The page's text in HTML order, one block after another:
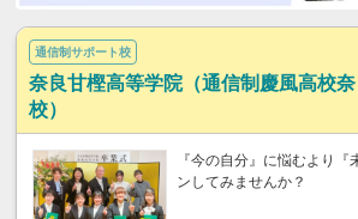
通信制サポート校
奈良甘樫高等学院（通信制慶風高校
校）
『今の自分』に悩むより『
ンしてみませんか？